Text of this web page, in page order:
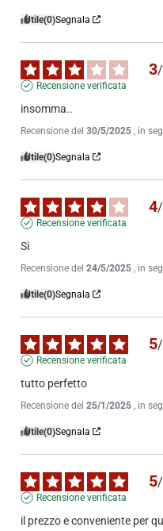
Utile(0)Segnala
3/
Recensione verificata
insomma..
Recensione del 30/5/2025 , in
Utile(0)Segnala
4/
Recensione verificata
Si
Recensione del 24/5/2025 , in
Utile(0)Segnala
5/
Recensione verificata
tutto perfetto
Recensione del 25/1/2025 , in
Utile(0)Segnala
5/
Recensione verificata
il prezzo e conveniente per